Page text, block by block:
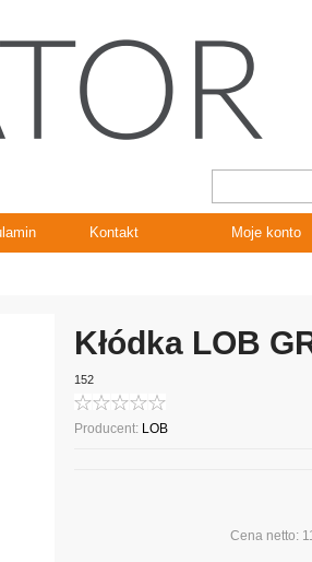
Kontakt Moje konto
Kłódka LOB
152
Producent: LOB
Cena netto: